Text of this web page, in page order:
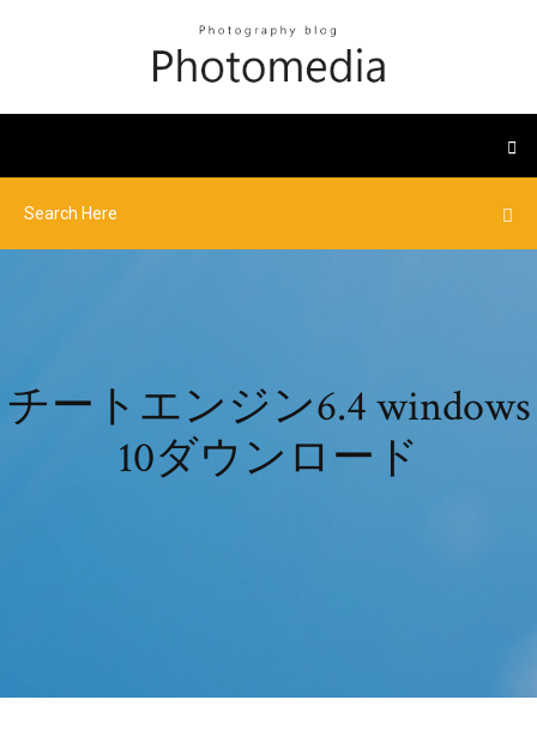
チートエンジン6.4 windows
10ダウンロード